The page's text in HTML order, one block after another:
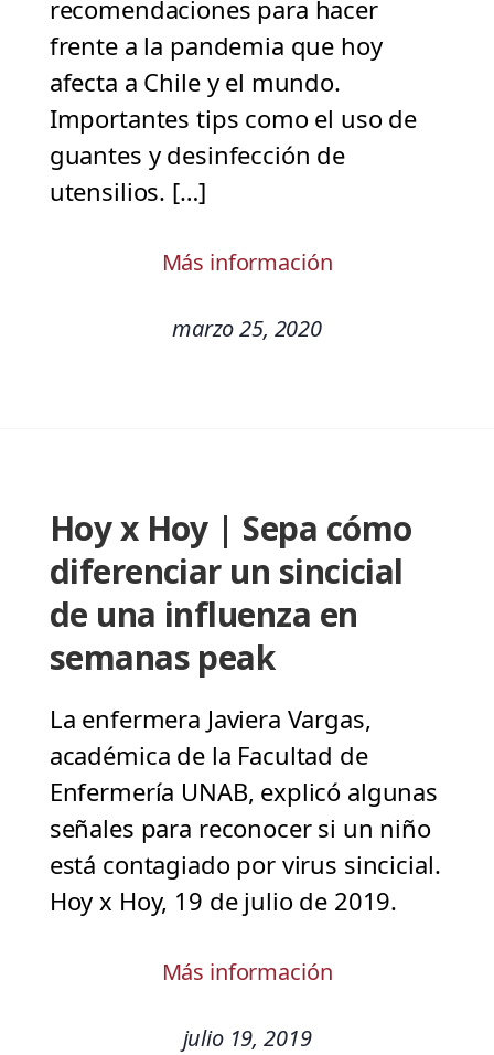
recomendaciones para hacer
frente a la pandemia que hoy
afecta a Chile y el mundo.
Importantes tips como el uso de
guantes y desinfección de
utensilios. […]
Más información
marzo 25, 2020
Hoy x Hoy | Sepa cómo
diferenciar un sincicial
de una influenza en
semanas peak
La enfermera Javiera Vargas,
académica de la Facultad de
Enfermería UNAB, explicó algunas
señales para reconocer si un niño
está contagiado por virus sincicial.
Hoy x Hoy, 19 de julio de 2019.
Más información
julio 19, 2019